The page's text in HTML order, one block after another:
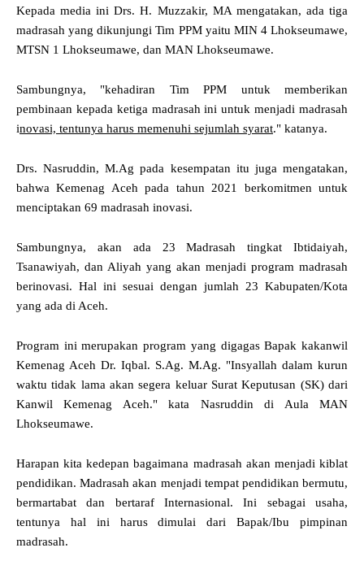
Kepada media ini Drs. H. Muzzakir, MA mengatakan, ada tiga
madrasah yang dikunjungi Tim PPM yaitu MIN 4 Lhokseumawe,
MTSN 1 Lhokseumawe, dan MAN Lhokseumawe.
Sambungnya, "kehadiran Tim PPM untuk memberikan
pembinaan kepada ketiga madrasah ini untuk menjadi madrasah
inovasi, tentunya harus memenuhi sejumlah syarat." katanya.
Drs. Nasruddin, M.Ag pada kesempatan itu juga mengatakan,
bahwa Kemenag Aceh pada tahun 2021 berkomitmen untuk
menciptakan 69 madrasah inovasi.
Sambungnya, akan ada 23 Madrasah tingkat Ibtidaiyah,
Tsanawiyah, dan Aliyah yang akan menjadi program madrasah
berinovasi. Hal ini sesuai dengan jumlah 23 Kabupaten/Kota
yang ada di Aceh.
Program ini merupakan program yang digagas Bapak kakanwil
Kemenag Aceh Dr. Iqbal. S.Ag. M.Ag. "Insyallah dalam kurun
waktu tidak lama akan segera keluar Surat Keputusan (SK) dari
Kanwil Kemenag Aceh." kata Nasruddin di Aula MAN
Lhokseumawe.
Harapan kita kedepan bagaimana madrasah akan menjadi kiblat
pendidikan. Madrasah akan menjadi tempat pendidikan bermutu,
bermartabat dan bertaraf Internasional. Ini sebagai usaha,
tentunya hal ini harus dimulai dari Bapak/Ibu pimpinan
madrasah.